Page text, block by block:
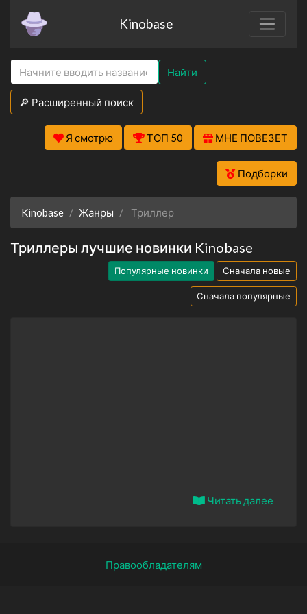
Kinobase
Найти
🔎 Расширенный поиск
Я смотрю ТОП 50 МНЕ ПОВЕЗЕТ
Подборки
Kinobase Жанры Триллер
Триллеры лучшие новинки Kinobase
Популярные новинки Сначала новые
Сначала популярные
Читать далее
Правообладателям